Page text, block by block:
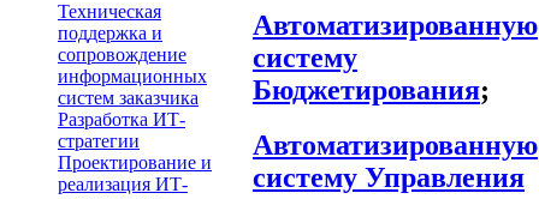
Техническая
поддержка и
сопровождение
информационных
систем заказчика
Разработка ИТ-
стратегии
Проектирование и
реализация ИТ-
Автоматизированную
систему
Бюджетирования;
Автоматизированную
систему Управления